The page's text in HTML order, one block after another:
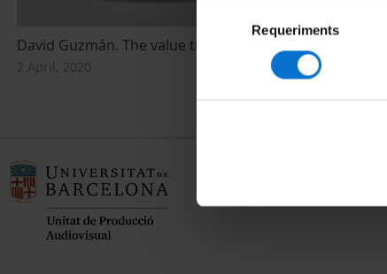
consentiment
Requeriments
David Guzmán. The value time
2 April, 2020